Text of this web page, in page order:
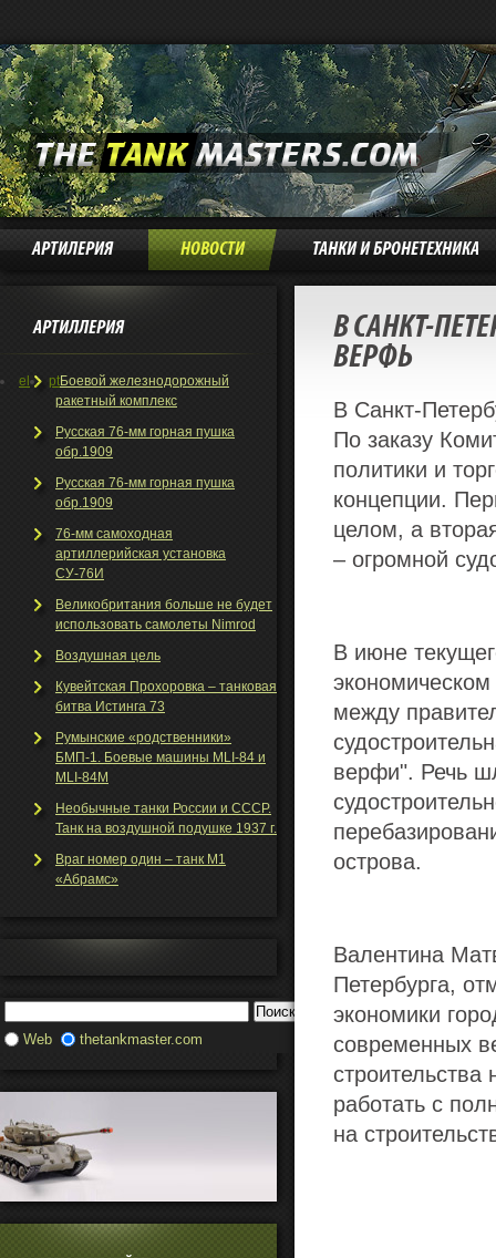
АРТИЛЕРИЯ НОВОСТИ ТАНКИ И БРОНЕТЕХНИКА
АРТИЛЛЕРИЯ
el ptБоевой железнодорожный
ракетный комплекс
Русская 76-мм горная пушка
обр.1909
Русская 76-мм горная пушка
обр.1909
76-мм самоходная
артиллерийская установка
СУ-76И
Великобритания больше не будет
использовать самолеты Nimrod
Воздушная цель
Кувейтская Прохоровка – танковая
битва Истинга 73
Румынские «родственники»
БМП-1. Боевые машины MLI-84 и
MLI-84M
Необычные танки Росcии и СССР.
Танк на воздушной подушке 1937 г.
Враг номер один – танк М1
«Абрамс»
Web thetankmaster.com
В САНКТ-
ВЕРФЬ
В Санкт-
По заказу
политики и
концепции.
целом, а
– огромной
В июне
между
верфи". Речь
острова.
Валентина
Петербурга,
экономики
современных
работать с
на